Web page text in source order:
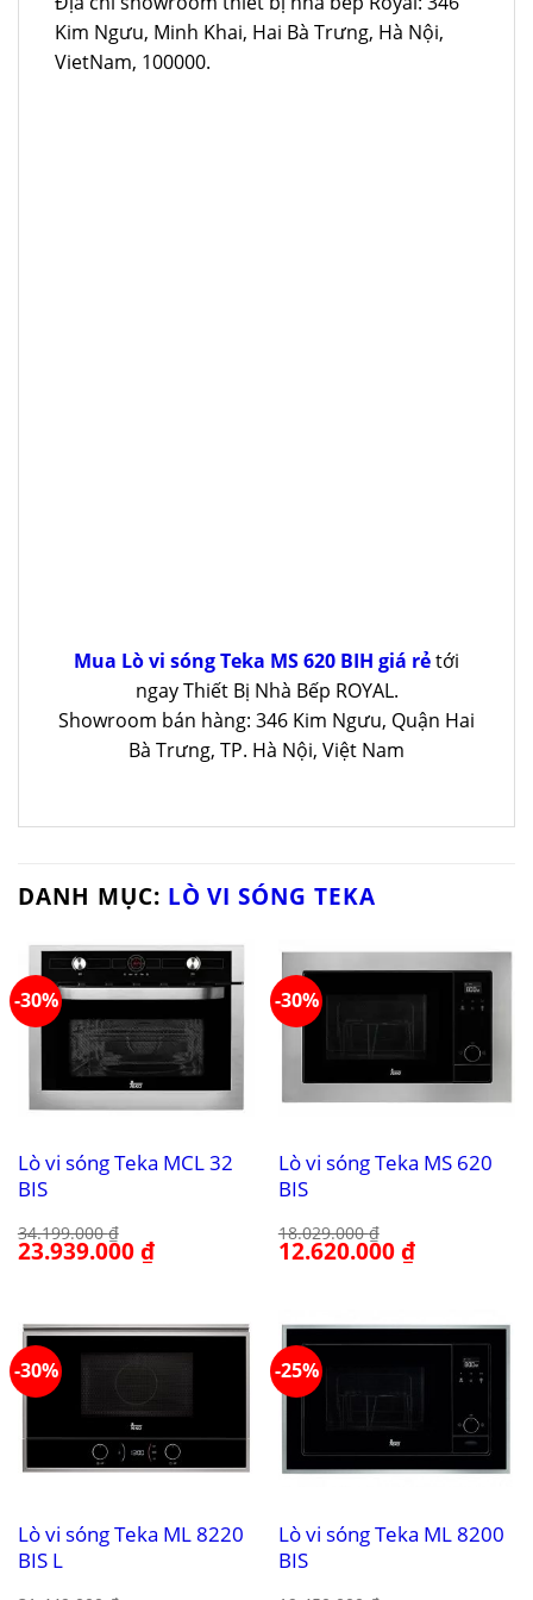
Kim Ngưu, Minh Khai, Hai Bà Trưng, Hà Nội,
VietNam, 100000.
Mua Lò vi sóng Teka MS 620 BIH giá rẻtới
ngay Thiết Bị Nhà Bếp ROYAL.
Showroom bán hàng: 346 Kim Ngưu, Quận Hai
Bà Trưng, TP. Hà Nội, Việt Nam
DANH MỤC: LÒ VI SÓNG TEKA
-30%
Lò vi sóng Teka MCL 32
BIS
34.199.000₫
Giá
gốc
23.939.000₫Giá
hiện
-30%
Lò vi sóng Teka MS 620
BIS
18.029.000₫
Giá
gốc
12.620.000₫Giá
hiện
-30%
Lò vi sóng Teka ML 8220
BIS L
-25%
Lò vi sóng Teka ML 8200
BIS